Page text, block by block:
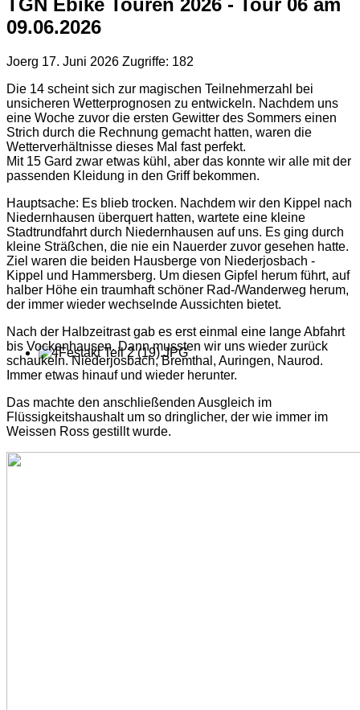
TGN Ebike Touren 2026 - Tour 06 am
09.06.2026
Joerg 17. Juni 2026 Zugriffe: 182
Die 14 scheint sich zur magischen Teilnehmerzahl bei
unsicheren Wetterprognosen zu entwickeln. Nachdem uns
eine Woche zuvor die ersten Gewitter des Sommers einen
Strich durch die Rechnung gemacht hatten, waren die
Wetterverhältnisse dieses Mal fast perfekt.
Mit 15 Gard zwar etwas kühl, aber das konnte wir alle mit der
passenden Kleidung in den Griff bekommen.
Hauptsache: Es blieb trocken. Nachdem wir den Kippel nach
Niedernhausen überquert hatten, wartete eine kleine
Stadtrundfahrt durch Niedernhausen auf uns. Es ging durch
kleine Sträßchen, die nie ein Nauerder zuvor gesehen hatte.
Ziel waren die beiden Hausberge von Niederjosbach -
Kippel und Hammersberg. Um diesen Gipfel herum führt, auf
halber Höhe ein traumhaft schöner Rad-/Wanderweg herum,
der immer wieder wechselnde Aussichten bietet.
Nach der Halbzeitrast gab es erst einmal eine lange Abfahrt
bis Vockenhausen. Dann mussten wir uns wieder zurück
schaukeln. Niederjosbach, Bremthal, Auringen, Naurod.
Immer etwas hinauf und wieder herunter.
Das machte den anschließenden Ausgleich im
Flüssigkeitshaushalt um so dringlicher, der wie immer im
Weissen Ross gestillt wurde.